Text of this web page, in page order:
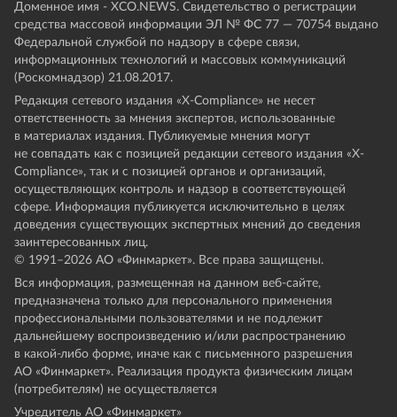
Доменное имя - XCO.NEWS. Свидетельство о регистрации
средства массовой информации ЭЛ № ФС 77 — 70754 выдано
Федеральной службой по надзору в сфере связи,
информационных технологий и массовых коммуникаций
(Роскомнадзор) 21.08.2017.
Редакция сетевого издания «X-Compliance» не несет
ответственность за мнения экспертов, использованные
в материалах издания. Публикуемые мнения могут
не совпадать как с позицией редакции сетевого издания «X-
Compliance», так и с позицией органов и организаций,
осуществляющих контроль и надзор в соответствующей
сфере. Информация публикуется исключительно в целях
доведения существующих экспертных мнений до сведения
заинтересованных лиц.
© 1991–2026 АО «Финмаркет». Все права защищены.
Вся информация, размещенная на данном веб-сайте,
предназначена только для персонального применения
профессиональными пользователями и не подлежит
дальнейшему воспроизведению и/или распространению
в какой-либо форме, иначе как с письменного разрешения
АО «Финмаркет». Реализация продукта физическим лицам
(потребителям) не осуществляется
Учредитель АО «Финмаркет»